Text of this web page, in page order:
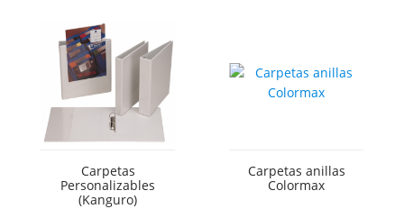
Carpetas
Personalizables
(Kanguro)
Carpetas anillas
Colormax